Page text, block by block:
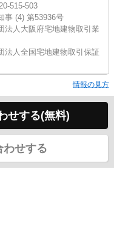
515-503
事 (4) 第53936号
法人大阪府宅地建物取引業
法人全国宅地建物取引保証
情報の見方
せする(無料)
わせする